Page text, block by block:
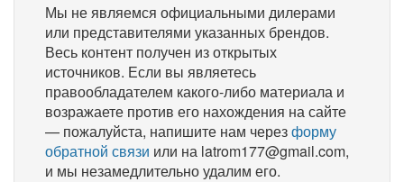
Мы не являемся официальными дилерами
или представителями указанных брендов.
Весь контент получен из открытых
источников. Если вы являетесь
правообладателем какого-либо материала и
возражаете против его нахождения на сайте
— пожалуйста, напишите нам черезформу
обратной связи или на latrom177@gmail.com,
и мы незамедлительно удалим его.